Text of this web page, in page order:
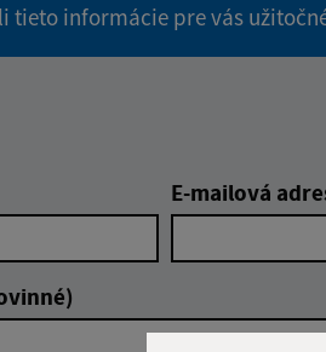
tieto informácie pre vás
E-mailová